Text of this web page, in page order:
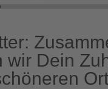
wir Dein